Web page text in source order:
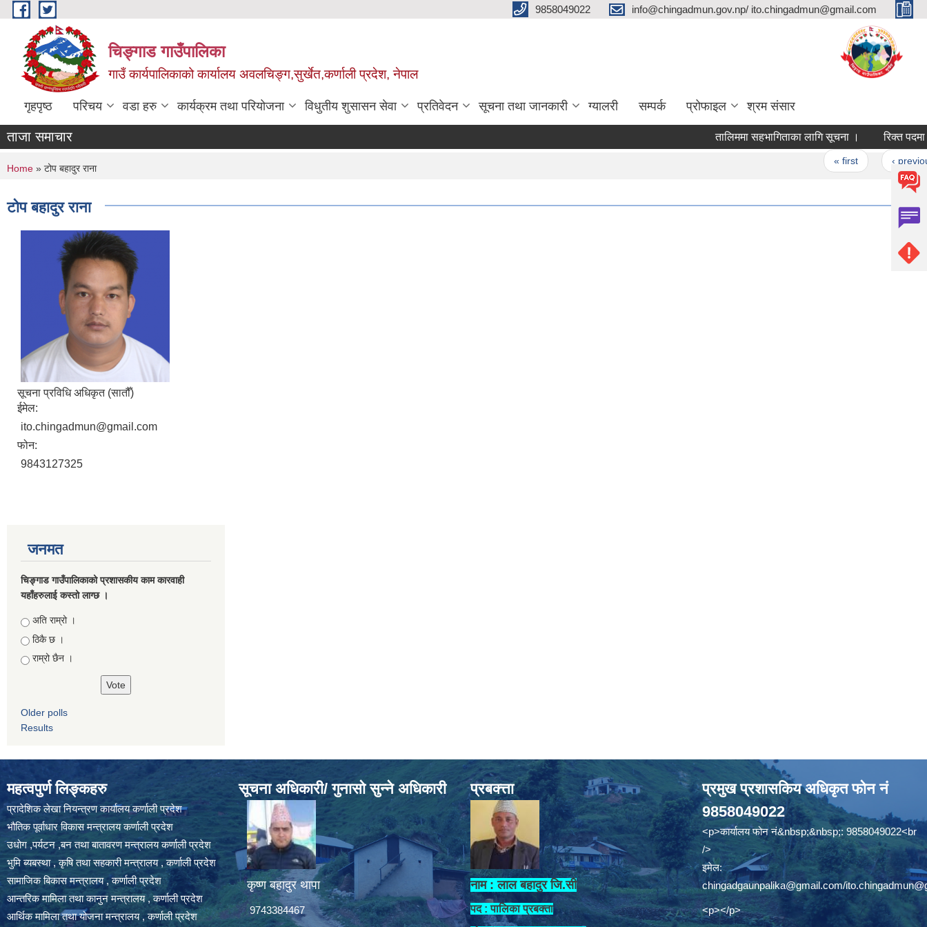
Skip to main content 9858049022 info@chingadmun.gov.np/ ito.chingadmun@gmail.com
चिङ्गाड गाउँपालिका
गाउँ कार्यपालिकाको कार्यालय अवलचिङ्ग,सुर्खेत,कर्णाली प्रदेश, नेपाल
गृहपृष्ठ परिचय वडा हरु कार्यक्रम तथा परियोजना विधुतीय शुसासन सेवा प्रतिवेदन सूचना तथा जानकारी ग्यालरी सम्पर्क प्रोफाइल श्रम संसार
ताजा समाचार तालिममा सहभागिताका लागि सूचना । रिक्त पदमा
« first ‹ previous
You are here
Home » टोप बहादुर राना
टोप बहादुर राना
सूचना प्रविधि अधिकृत (सातौँ)
ईमेल:
ito.chingadmun@gmail.com
फोन:
9843127325
जनमत
चिङ्गाड गाउँपालिकाको प्रशासकीय काम कारवाही
यहाँहरुलाई कस्तो लाग्छ ।
Choices
अति राम्रो ।
ठिकै छ ।
राम्रो छैन ।
Older polls
Results
महत्वपुर्ण लिङ्कहरु
प्रादेशिक लेखा नियन्त्रण कार्यालय कर्णाली प्रदेश
भौतिक पूर्वाधार विकास मन्त्रालय कर्णाली प्रदेश
उधोग ,पर्यटन ,बन तथा बातावरण मन्त्रालय कर्णाली प्रदेश
भुमि ब्यबस्था , कृषि तथा सहकारी मन्त्रालय , कर्णाली प्रदेश
सामाजिक बिकास मन्त्रालय , कर्णाली प्रदेश
आन्तरिक मामिला तथा कानुन मन्त्रालय , कर्णाली प्रदेश
आर्थिक मामिला तथा योजना मन्त्रालय , कर्णाली प्रदेश
सूचना अधिकारी/ गुनासो सुन्ने अधिकारी
कृष्ण बहादुर थापा
9743384467
प्रबक्त्ता
नाम : लाल बहादुर जि.सी
पद : पालिका प्रबक्ता
प्रमुख प्रशासकिय अधिकृत फोन नं
9858049022
<p>कार्यालय फोन नं&nbsp;&nbsp;: 9858049022<br
/>
इमेल:
chingadgaunpalika@gmail.com/
<p></p>